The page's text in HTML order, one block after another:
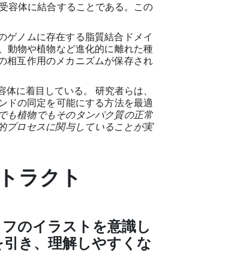
容体に結合することである。この
ゲノムに存在する脂質結合ドメイ
動物や植物など進化的に離れた種
相互作用のメカニズムが保存され
に着目している。 研究者らは、
ドの同定を可能にする方法を最適
も植物でもそのタンパク質の正常
プロセスに関与していることが実
ラクト
のイラストを意識し
き、理解しやすくな